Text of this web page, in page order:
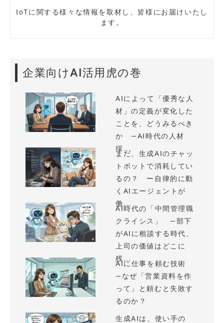
IoTに関する様々な情報を取材し、皆様にお届けいたし
ます。
企業向けAI活用虎の巻
AIによって「優秀な人
材」の定義が変化した
ことを、どうみるべき
か —AI時代の人材
採...
まだ、生成AIのチャッ
トボットで消耗してい
るの？ ー自律的に動
くAIエージェントが
働...
AI時代の「中間管理職
クライシス」 —部下
がAIに相談する時代、
上司の価値はどこに
残...
AIに仕事を頼む技術
—なぜ「営業資料を作
って」と頼むと失敗す
るのか？
生成AIは、使い手の